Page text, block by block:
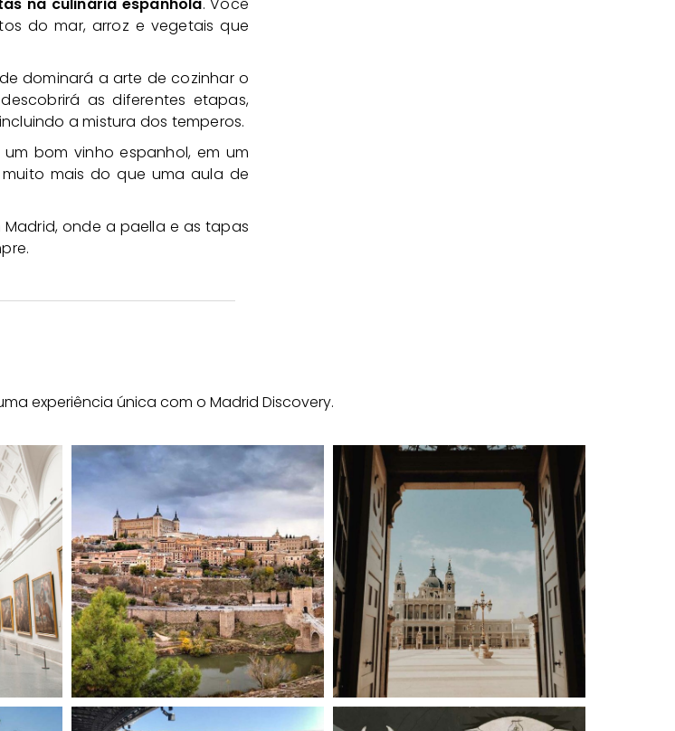
do mar, arroz e vegetais que
dominará a arte de cozinhar o
as diferentes etapas,
a mistura dos temperos.
bom vinho espanhol, em um
mais do que uma aula de
onde a paella e as tapas
experiência única com o Madrid Discovery.